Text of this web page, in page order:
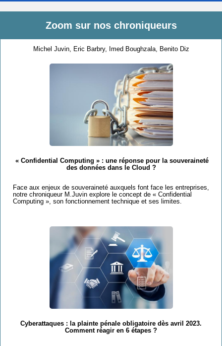
Zoom sur nos chroniqueurs
Michel Juvin, Eric Barbry, Imed Boughzala, Benito Diz
« Confidential Computing » : une réponse pour la souveraineté
des données dans le Cloud ?
Face aux enjeux de souveraineté auxquels font face les entreprises,
notre chroniqueur M.Juvin explore le concept de « Confidential
Computing », son fonctionnement technique et ses limites.
Cyberattaques : la plainte pénale obligatoire dès avril 2023.
Comment réagir en 6 étapes ?